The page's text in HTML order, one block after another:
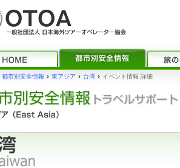
都市別安全情報 › 東アジア › 台湾 › イベント情報 詳細